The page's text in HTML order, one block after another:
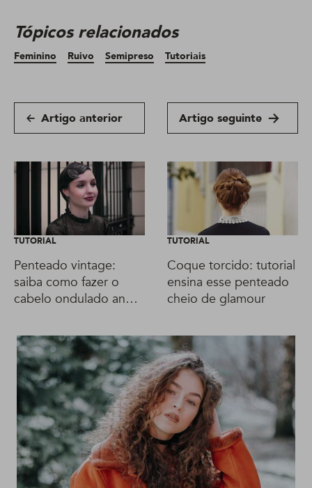
Tópicos relacionados
Feminino Ruivo Semipreso Tutoriais
Artigo anterior Artigo seguinte
TUTORIAL
Penteado vintage:
saiba como fazer o
cabelo ondulado anos
TUTORIAL
Coque torcido: tutorial
ensina esse penteado
cheio de glamour